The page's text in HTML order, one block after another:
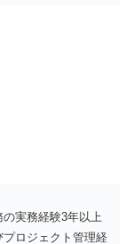
の実務経験3年以上
プロジェクト管理経